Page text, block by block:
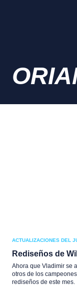
ACTUALIZACIONES DEL
Rediseños de
Ahora que Vladimir se
otros de los
rediseños de este mes.